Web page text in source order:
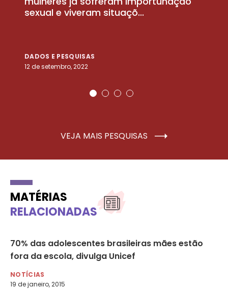
sexual e viveram situaçõ...
DADOS E PESQUISAS
12 de setembro, 2022
VEJA MAIS PESQUISAS
MATÉRIAS
RELACIONADAS
70% das adolescentes brasileiras mães estão
fora da escola, divulga Unicef
NOTÍCIAS
19 de janeiro, 2015